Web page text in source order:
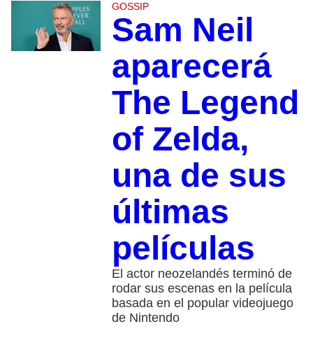
GOSSIP
Sam Neil
aparecerá
The Legend
of Zelda,
una de sus
últimas
películas
El actor neozelandés terminó de
rodar sus escenas en la película
basada en el popular videojuego
de Nintendo